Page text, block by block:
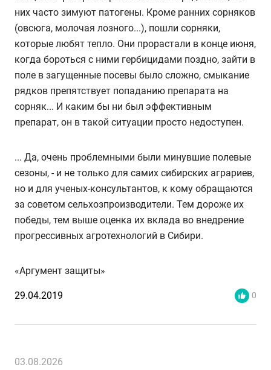
них часто зимуют патогены. Кроме ранних сорняков
(овсюга, молочая лозного...), пошли сорняки,
которые любят тепло. Они прорастали в конце июня,
когда бороться с ними гербицидами поздно, зайти в
поле в загущенные посевы было сложно, смыкание
рядков препятствует попаданию препарата на
сорняк... И каким бы ни был эффективным
препарат, он в такой ситуации просто недоступен.
... Да, очень проблемными были минувшие полевые
сезоны, - и не только для самих сибирских аграриев,
но и для ученых-консультантов, к кому обращаются
за советом сельхозпроизводители. Тем дороже их
победы, тем выше оценка их вклада во внедрение
прогрессивных агротехнологий в Сибири.
«Аргумент защиты»
29.04.2019 0
03.08.2026